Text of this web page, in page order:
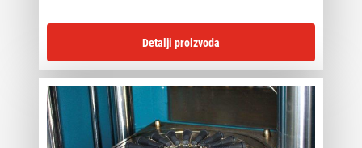
Detalji proizvoda